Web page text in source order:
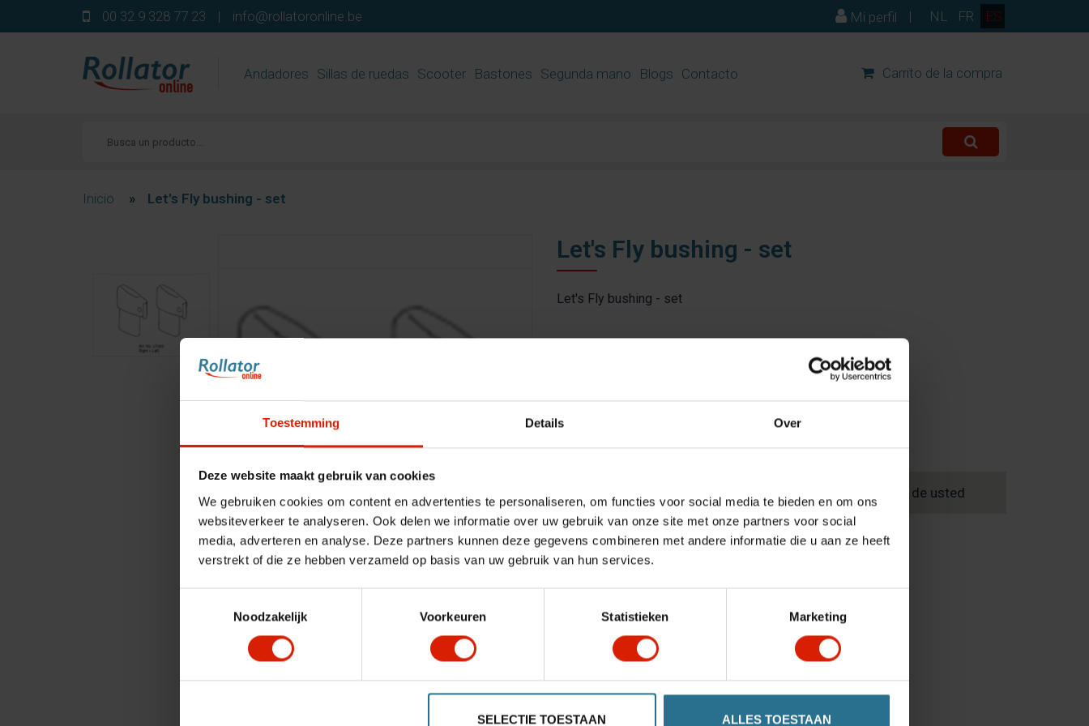
Toestemming Details Over
Deze website maakt gebruik van cookies
We gebruiken cookies om content en advertenties te personaliseren, om functies voor social media te bieden en om ons
websiteverkeer te analyseren. Ook delen we informatie over uw gebruik van onze site met onze partners voor social
media, adverteren en analyse. Deze partners kunnen deze gegevens combineren met andere informatie die u aan ze heeft
verstrekt of die ze hebben verzameld op basis van uw gebruik van hun services.
Noodzakelijk
Voorkeuren Statistieken Marketing
SELECTIE TOESTAAN ALLES TOESTAAN
00 32 9 328 77 23 | info@rollatoronline.be NL FR ES
Mi perfil |
Andadores Sillas de ruedas ​Scooter Bastones Segunda mano Blogs Contacto Carrito de la compra
Inicio » Let's Fly bushing - set
Let's Fly bushing - set
Let's Fly bushing - set
€11,81
Cantidad
Añadir a la cesta Tiendas cerca de usted